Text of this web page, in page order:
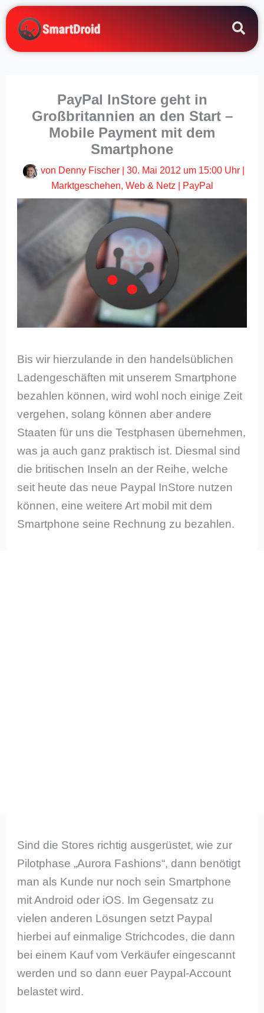
Zum
Inhalt
springen
PayPal InStore geht in
Großbritannien an den Start –
Mobile Payment mit dem
Smartphone
von Denny Fischer 30. Mai 2012 um 15:00 Uhr|
Marktgeschehen, Web & Netz PayPal
Bis wir hierzulande in den handelsüblichen
Ladengeschäften mit unserem Smartphone
bezahlen können, wird wohl noch einige Zeit
vergehen, solang können aber andere
Staaten für uns die Testphasen übernehmen,
was ja auch ganz praktisch ist. Diesmal sind
die britischen Inseln an der Reihe, welche
seit heute das neue Paypal InStore nutzen
können, eine weitere Art mobil mit dem
Smartphone seine Rechnung zu bezahlen.
Sind die Stores richtig ausgerüstet, wie zur
Pilotphase „Aurora Fashions“, dann benötigt
man als Kunde nur noch sein Smartphone
mit Android oder iOS. Im Gegensatz zu
vielen anderen Lösungen setzt Paypal
hierbei auf einmalige Strichcodes, die dann
bei einem Kauf vom Verkäufer eingescannt
werden und so dann euer Paypal-Account
belastet wird.